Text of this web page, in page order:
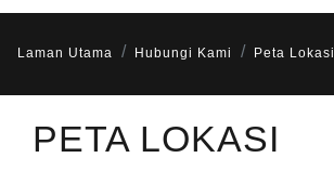
Laman Utama Hubungi Kami Peta Lokasi
PETA LOKASI